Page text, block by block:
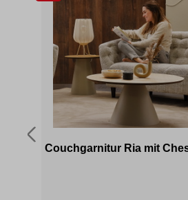
Couchgarnitur Ria mit